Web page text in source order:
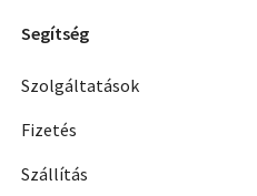
Segítség
Szolgáltatások
Fizetés
Szállítás